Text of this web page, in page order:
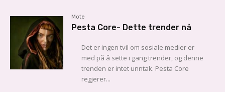
Mote
Pesta Core- Dette trender nå
Det er ingen tvil om sosiale medier er
med på å sette i gang trender, og denne
trenden er intet unntak. Pesta Core
regjerer...